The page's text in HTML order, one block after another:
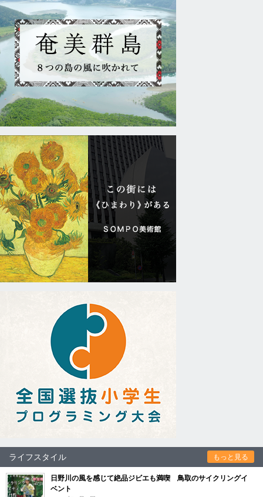
ライフスタイル もっと見る
日野川の風を感じて絶品ジビエも満喫 鳥取のサイクリングイ
ベント